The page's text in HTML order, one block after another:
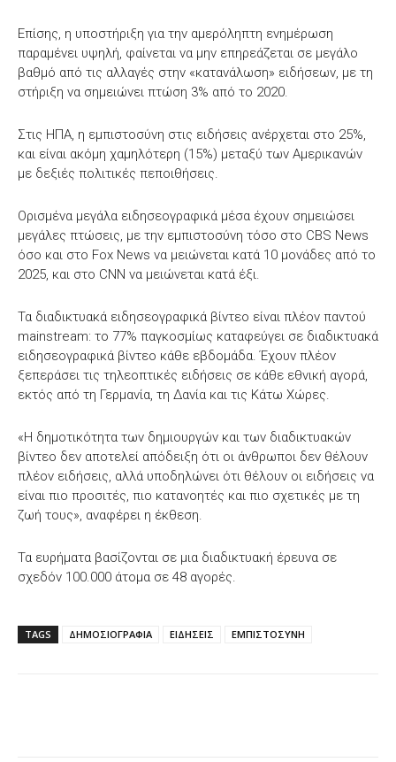
Επίσης, η υποστήριξη για την αμερόληπτη ενημέρωση
παραμένει υψηλή, φαίνεται να μην επηρεάζεται σε μεγάλο
βαθμό από τις αλλαγές στην «κατανάλωση» ειδήσεων, με τη
στήριξη να σημειώνει πτώση 3% από το 2020.
Στις ΗΠΑ, η εμπιστοσύνη στις ειδήσεις ανέρχεται στο 25%,
και είναι ακόμη χαμηλότερη (15%) μεταξύ των Αμερικανών
με δεξιές πολιτικές πεποιθήσεις.
Ορισμένα μεγάλα ειδησεογραφικά μέσα έχουν σημειώσει
μεγάλες πτώσεις, με την εμπιστοσύνη τόσο στο CBS News
όσο και στο Fox News να μειώνεται κατά 10 μονάδες από το
2025, και στο CNN να μειώνεται κατά έξι.
Τα διαδικτυακά ειδησεογραφικά βίντεο είναι πλέον παντού
mainstream: το 77% παγκοσμίως καταφεύγει σε διαδικτυακά
ειδησεογραφικά βίντεο κάθε εβδομάδα. Έχουν πλέον
ξεπεράσει τις τηλεοπτικές ειδήσεις σε κάθε εθνική αγορά,
εκτός από τη Γερμανία, τη Δανία και τις Κάτω Χώρες.
«Η δημοτικότητα των δημιουργών και των διαδικτυακών
βίντεο δεν αποτελεί απόδειξη ότι οι άνθρωποι δεν θέλουν
πλέον ειδήσεις, αλλά υποδηλώνει ότι θέλουν οι ειδήσεις να
είναι πιο προσιτές, πιο κατανοητές και πιο σχετικές με τη
ζωή τους», αναφέρει η έκθεση.
Τα ευρήματα βασίζονται σε μια διαδικτυακή έρευνα σε
σχεδόν 100.000 άτομα σε 48 αγορές.
TAGS ΔΗΜΟΣΙΟΓΡΑΦΙΑ ΕΙΔΗΣΕΙΣ ΕΜΠΙΣΤΟΣΥΝΗ